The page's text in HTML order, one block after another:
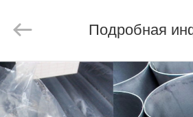
ДОМ
Product
Co.,Ltd.